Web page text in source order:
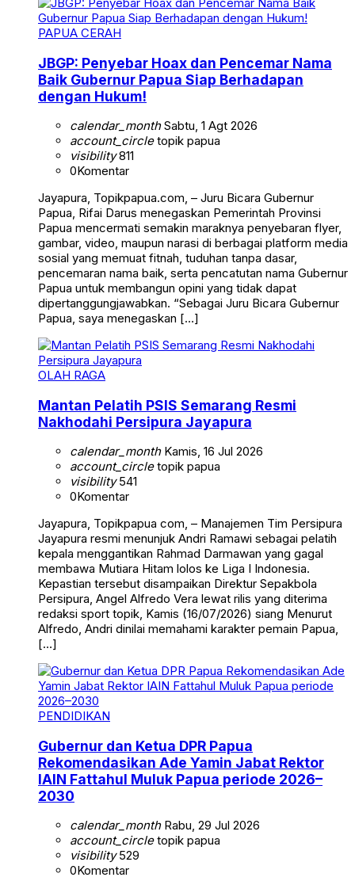
PAPUA CERAH
JBGP: Penyebar Hoax dan Pencemar Nama
Baik Gubernur Papua Siap Berhadapan
dengan Hukum!
calendar_monthSabtu, 1 Agt 2026
account_circletopik papua
visibility811
0Komentar
Jayapura, Topikpapua.com, – Juru Bicara Gubernur
Papua, Rifai Darus menegaskan Pemerintah Provinsi
Papua mencermati semakin maraknya penyebaran flyer,
gambar, video, maupun narasi di berbagai platform media
sosial yang memuat fitnah, tuduhan tanpa dasar,
pencemaran nama baik, serta pencatutan nama Gubernur
Papua untuk membangun opini yang tidak dapat
dipertanggungjawabkan. “Sebagai Juru Bicara Gubernur
Papua, saya menegaskan […]
OLAH RAGA
Mantan Pelatih PSIS Semarang Resmi
Nakhodahi Persipura Jayapura
calendar_monthKamis, 16 Jul 2026
account_circletopik papua
visibility541
0Komentar
Jayapura, Topikpapua com, – Manajemen Tim Persipura
Jayapura resmi menunjuk Andri Ramawi sebagai pelatih
kepala menggantikan Rahmad Darmawan yang gagal
membawa Mutiara Hitam lolos ke Liga I Indonesia.
Kepastian tersebut disampaikan Direktur Sepakbola
Persipura, Angel Alfredo Vera lewat rilis yang diterima
redaksi sport topik, Kamis (16/07/2026) siang Menurut
Alfredo, Andri dinilai memahami karakter pemain Papua,
[…]
PENDIDIKAN
Gubernur dan Ketua DPR Papua
Rekomendasikan Ade Yamin Jabat Rektor
IAIN Fattahul Muluk Papua periode 2026–
2030
calendar_monthRabu, 29 Jul 2026
account_circletopik papua
visibility529
0Komentar